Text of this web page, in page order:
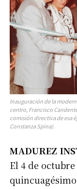
Inauguración de la
centro, Francisco
comisión directiva de esa
Constanza Spina).
MADUREZ
El 4 de